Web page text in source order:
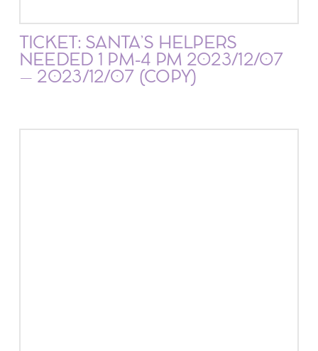
TICKET: SANTA’S HELPERS
NEEDED 1 PM-4 PM 2023/12/07
– 2023/12/07 (COPY)